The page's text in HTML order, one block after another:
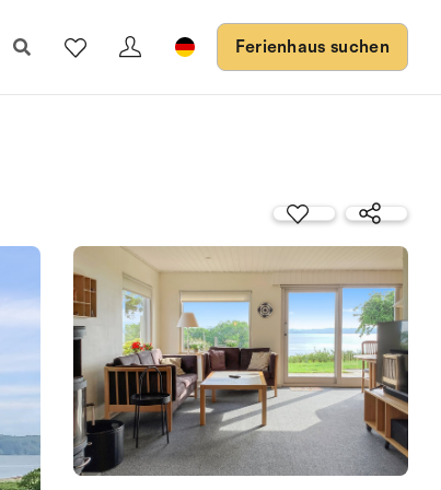
Ferienhaus suchen